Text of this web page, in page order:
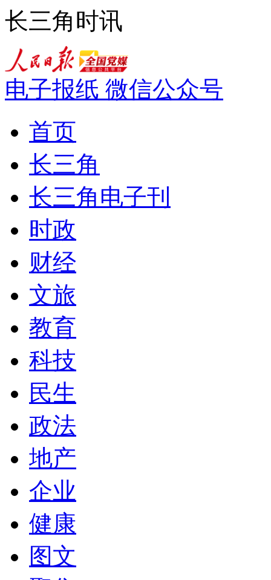
长三角时讯
电子报纸 微信公众号
首页
长三角
长三角电子刊
时政
财经
文旅
教育
科技
民生
政法
地产
企业
健康
图文